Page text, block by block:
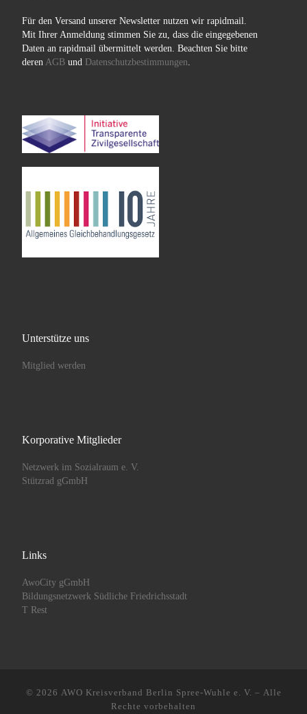
Für den Versand unserer Newsletter nutzen wir rapidmail.
Mit Ihrer Anmeldung stimmen Sie zu, dass die eingegebenen
Daten an rapidmail übermittelt werden. Beachten Sie bitte
deren AGBund Datenschutzbestimmungen
Unterstütze uns
Mitglied werden
Korporative Mitglieder
Netzwerk im Sozialraum e. V.
Stützrad gGmbH
Links
AwoCity gGmbH
Bildungsnetzwerk Südliche Friedrichsstadt
T Rest
© 2026 AWO Kreisverband Berlin Spree-Wuhle e. V. – Alle
Rechte vorbehalten